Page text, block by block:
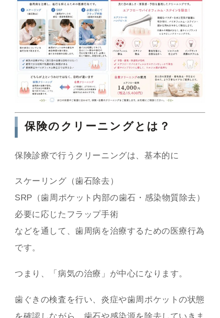
保険のクリーニングとは？
保険診療で行うクリーニングは、基本的に
スケーリング（歯石除去）
SRP（歯周ポケット内部の歯石・感染物質除去）
必要に応じたフラップ手術
などを通して、歯周病を治療するための医療行為
です。
つまり、「病気の治療」が中心になります。
歯ぐきの検査を行い、炎症や歯周ポケットの状態
を確認しながら、歯石や感染源を除去していきま